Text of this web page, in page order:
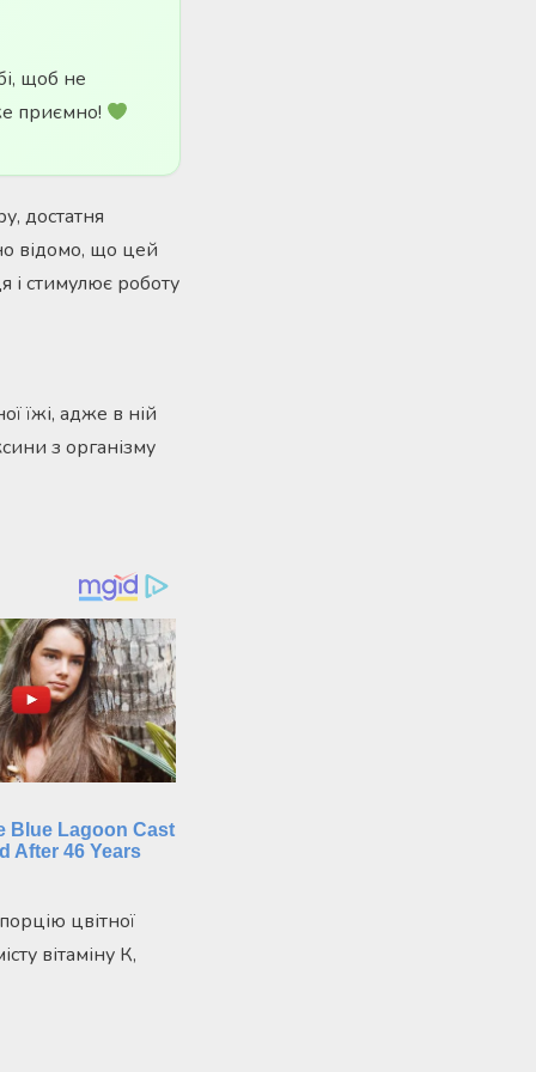
щоб не
приємно!
достатня
відомо, що цей
і стимулює роботу
їжі, адже в ній
з організму
цвітної
вітаміну К,